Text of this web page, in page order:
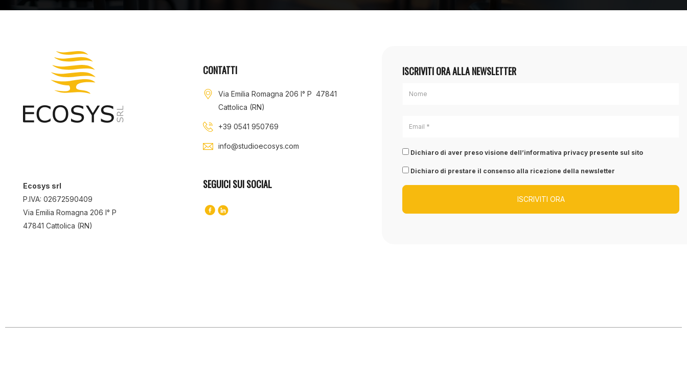
Ecosys srl
P.IVA: 02672590409
Via Emilia Romagna 206 I° P
47841 Cattolica (RN)
CONTATTI
Via Emilia Romagna 206 I° P 47841
Cattolica (RN)
+39 0541 950769
info@studioecosys.com
SEGUICI SUI SOCIAL
ISCRIVITI ORA ALLA NEWSLETTER
Dichiaro di aver preso visione dell’informativa privacy presente sul sito
Dichiaro di prestare il consenso alla ricezione della newsletter